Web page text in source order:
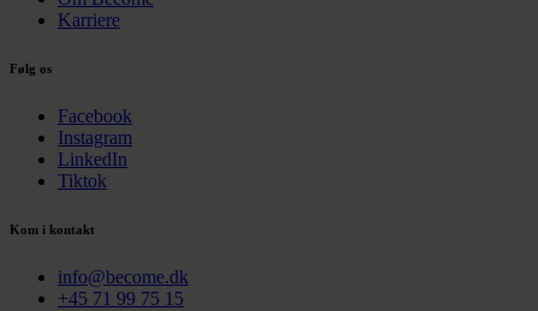
Karriere
Følg os
Facebook
Instagram
LinkedIn
Tiktok
Kom i kontakt
info@become.dk
+45 71 99 75 15